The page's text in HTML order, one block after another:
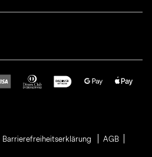
Barrierefreiheitserklärung
AGB